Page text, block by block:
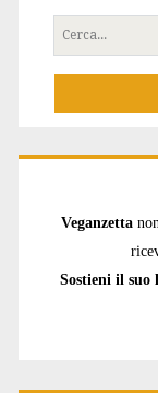
Cerca
per:
Veganzetta
Sostieni il suo